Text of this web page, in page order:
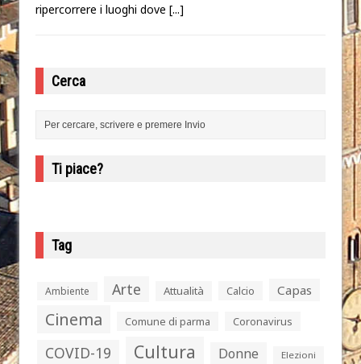
ripercorrere i luoghi dove [...]
Cerca
Ti piace?
Tag
Ambiente Arte Attualità Calcio Capas
Cinema Comune di parma Coronavirus
COVID-19 Cultura Donne Elezioni